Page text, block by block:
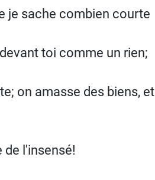
je sache combien courte
toi comme un rien;
on amasse des biens, et
de l'insensé!